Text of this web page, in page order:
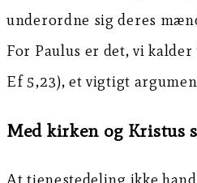
underordne sig deres
For Paulus er det, vi kalder
Ef 5,23), et vigtigt
Med kirken og Kristus